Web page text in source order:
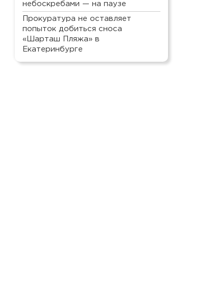
небоскребами — на паузе
Прокуратура не оставляет
попыток добиться сноса
«Шарташ Пляжа» в
Екатеринбурге